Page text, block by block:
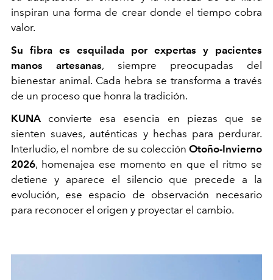
inspiran una forma de crear donde el tiempo cobra
valor.
Su fibra es esquilada por expertas y pacientes
manos artesanas, siempre preocupadas del
bienestar animal. Cada hebra se transforma a través
de un proceso que honra la tradición.
KUNA convierte esa esencia en piezas que se
sienten suaves, auténticas y hechas para perdurar.
Interludio, el nombre de su colección Otoño-Invierno
2026, homenajea ese momento en que el ritmo se
detiene y aparece el silencio que precede a la
evolución, ese espacio de observación necesario
para reconocer el origen y proyectar el cambio.